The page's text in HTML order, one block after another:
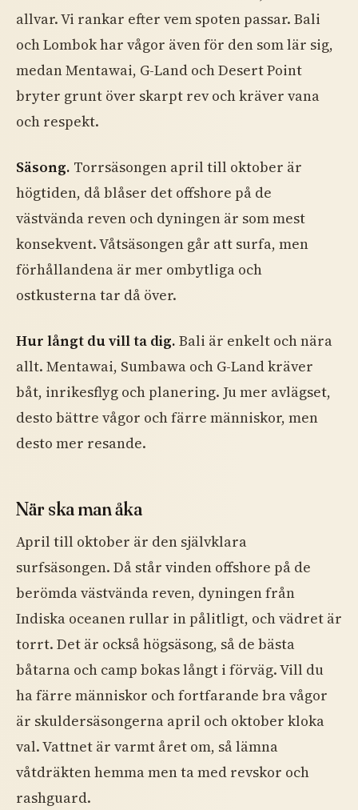
allvar. Vi rankar efter vem spoten passar. Bali
och Lombok har vågor även för den som lär sig,
medan Mentawai, G-Land och Desert Point
bryter grunt över skarpt rev och kräver vana
och respekt.
Säsong. Torrsäsongen april till oktober är
högtiden, då blåser det offshore på de
västvända reven och dyningen är som mest
konsekvent. Våtsäsongen går att surfa, men
förhållandena är mer ombytliga och
ostkusterna tar då över.
Hur långt du vill ta dig. Bali är enkelt och nära
allt. Mentawai, Sumbawa och G-Land kräver
båt, inrikesflyg och planering. Ju mer avlägset,
desto bättre vågor och färre människor, men
desto mer resande.
När ska man åka
April till oktober är den självklara
surfsäsongen. Då står vinden offshore på de
berömda västvända reven, dyningen från
Indiska oceanen rullar in pålitligt, och vädret är
torrt. Det är också högsäsong, så de bästa
båtarna och camp bokas långt i förväg. Vill du
ha färre människor och fortfarande bra vågor
är skuldersäsongerna april och oktober kloka
val. Vattnet är varmt året om, så lämna
våtdräkten hemma men ta med revskor och
rashguard.